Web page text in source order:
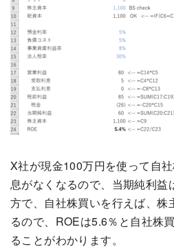
X社が現金100万円を使って自
息がなくなるので、当期純利益
方で、自社株買いを行えば、株
るので、ROEは5.6％と自社株
ることがわかります。